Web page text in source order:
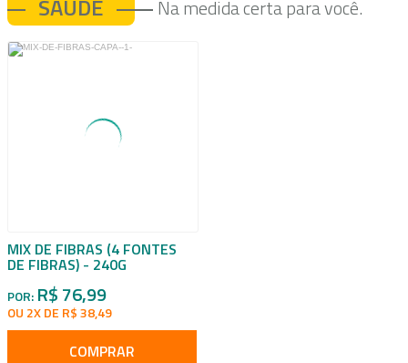
SAÚDE Na medida certa para você.
MIX DE FIBRAS (4 FONTES
DE FIBRAS) - 240G
POR: R$ 76,99
OU 2X DE R$ 38,49
COMPRAR